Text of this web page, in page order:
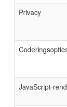
Privacy
JavaScript-